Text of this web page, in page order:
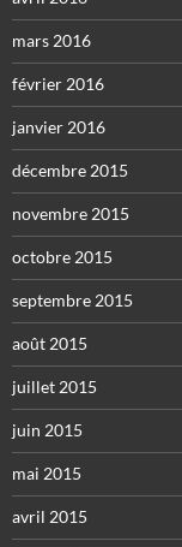
mars 2016
février 2016
janvier 2016
décembre 2015
novembre 2015
octobre 2015
septembre 2015
août 2015
juillet 2015
juin 2015
mai 2015
avril 2015